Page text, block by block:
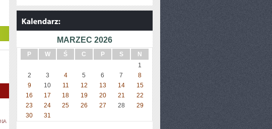
MARZEC 2026
P W Ś C P S
N
1
2
3 4 5 6 7
8
9
10 11 12 13 14
15
16
17 18 19 20 21
22
23
24 25 26 27 28
29
30
31